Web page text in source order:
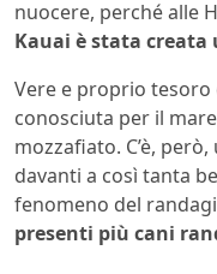
nuocere, perché alle
Kauai è stata creata
Vere e proprio tesoro
conosciuta per il
mozzafiato. C’è,
davanti a così tanta
fenomeno del
presenti più cani